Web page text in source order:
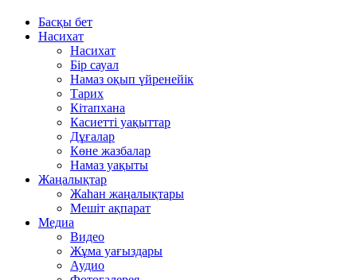
Басқы бет
Насихат
Насихат
Бір сауал
Намаз оқып үйренейік
Тарих
Кітапхана
Касиетті уақыттар
Дұғалар
Көне жазбалар
Намаз уақыты
Жаңалықтар
Жаһан жаңалықтары
Мешіт ақпарат
Медиа
Видео
Жұма уағыздары
Аудио